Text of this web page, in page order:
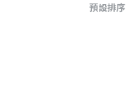
預設排序